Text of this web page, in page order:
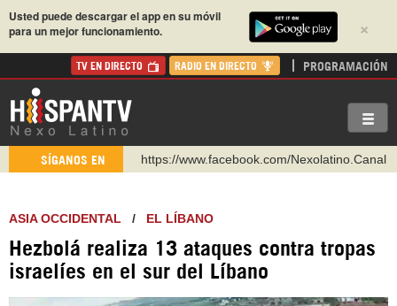
×
Usted puede descargar el app en su móvil
para un mejor funcionamiento.
TV EN DIRECTO RADIO EN DIRECTO PROGRAMACIÓN
SÍGANOS EN
https://www.facebook.com/Nexolatino.Canal
http://twitter.com/nexo_latino
https://t.me/hispantvcanal
https://urmedium.com/c/hispantv
ASIA OCCIDENTAL / EL LÍBANO
Hezbolá realiza 13 ataques contra tropas
israelíes en el sur del Líbano